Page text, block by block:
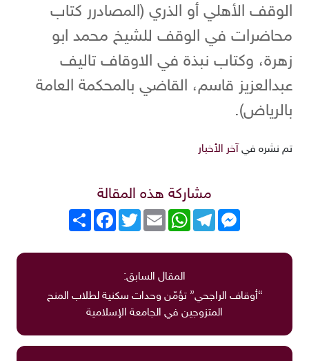
الوقف الأهلي أو الذري (المصادرر كتاب
محاضرات في الوقف للشيخ محمد ابو
زهرة، وكتاب نبذة في الاوقاف تاليف
عبدالعزيز قاسم، القاضي بالمحكمة العامة
بالرياض).
تم نشره في آخر الأخبار
مشاركة هذه المقالة
انشر
FacebookTwitterEmail
WhatsAppTelegram
Messenger
المقال السابق:
“أوقاف الراجحي” تؤمّن وحدات سكنية لطلاب المنح
المتزوجين في الجامعة الإسلامية